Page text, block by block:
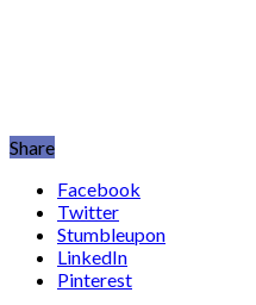
Share
Facebook
Twitter
Stumbleupon
LinkedIn
Pinterest